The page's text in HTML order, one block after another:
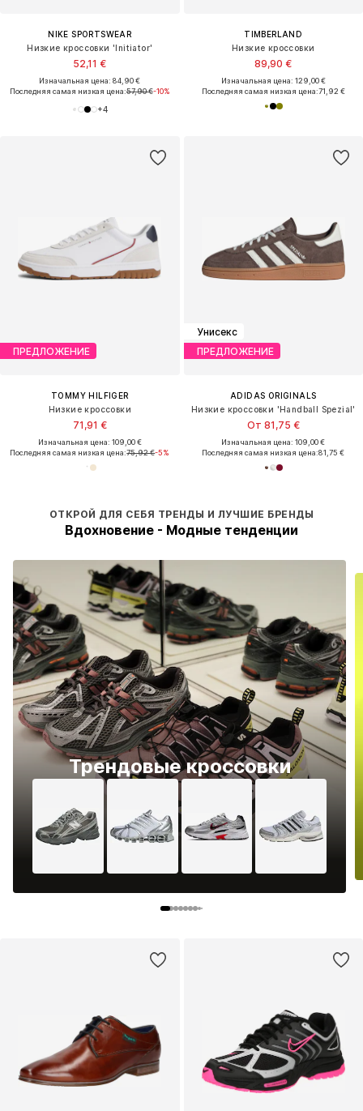
NIKE SPORTSWEAR
Низкие кроссовки 'Initiator'
52,11 €
Изначальная цена: 84,90 €
Последняя самая низкая цена:57,90 €-10%
+4
TIMBERLAND
Низкие кроссовки
89,90 €
Изначальная цена: 129,00 €
Последняя самая низкая цена:71,92 €
ПРЕДЛОЖЕНИЕ
TOMMY HILFIGER
Низкие кроссовки
71,91 €
Изначальная цена: 109,00 €
Последняя самая низкая цена:75,92 €-5%
Унисекс
ПРЕДЛОЖЕНИЕ
ADIDAS ORIGINALS
Низкие кроссовки 'Handball Spezial'
От 81,75 €
Изначальная цена: 109,00 €
Последняя самая низкая цена:81,75 €
ОТКРОЙ ДЛЯ СЕБЯ ТРЕНДЫ И ЛУЧШИЕ БРЕНДЫ
Вдохновение - Модные тенденции
Трендовые кроссовки